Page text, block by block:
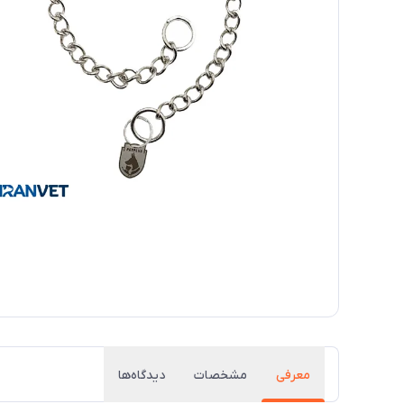
معرفی مشخصات دیدگاه‌ها